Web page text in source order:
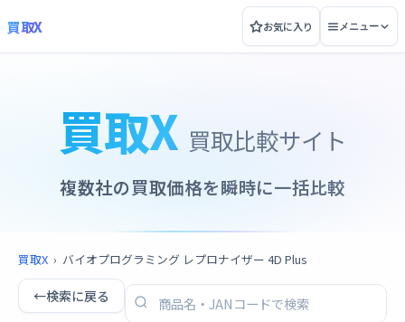
買取X お気に入り メニュー
買取X 買取比較サイト
複数社の買取価格を瞬時に一括比較
買取X › バイオプログラミング レプロナイザー 4D Plus
←検索に戻る